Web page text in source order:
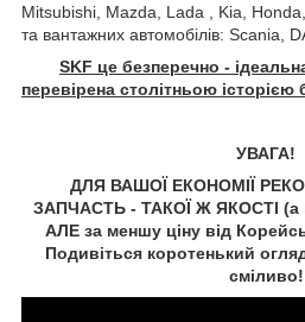
Mitsubishi, Mazda, Lada , Kia,
та вантажних автомобілів: Scania,
SKF це безперечно -
перевірена столітньою історією
УВАГА!
ДЛЯ ВАШОЇ ЕКОНОМІЇ
ЗАПЧАСТЬ - ТАКОЇ Ж ЯКОСТІ (а
АЛЕ за меншу ціну від
Подивіться коротенький
сміливо!